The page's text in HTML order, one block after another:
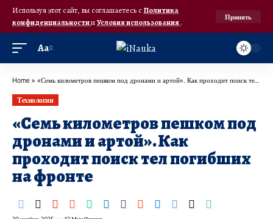
Используя этот сайт, вы соглашаетесь с Политика
конфиденциальностииУсловия использования.
Принять
Аа
Home » «Семь километров пешком под дронами и артой». Как проходит поиск тел погибших на фронте
Технологии
«Семь километров пешком под
дронами и артой». Как
проходит поиск тел погибших
на фронте